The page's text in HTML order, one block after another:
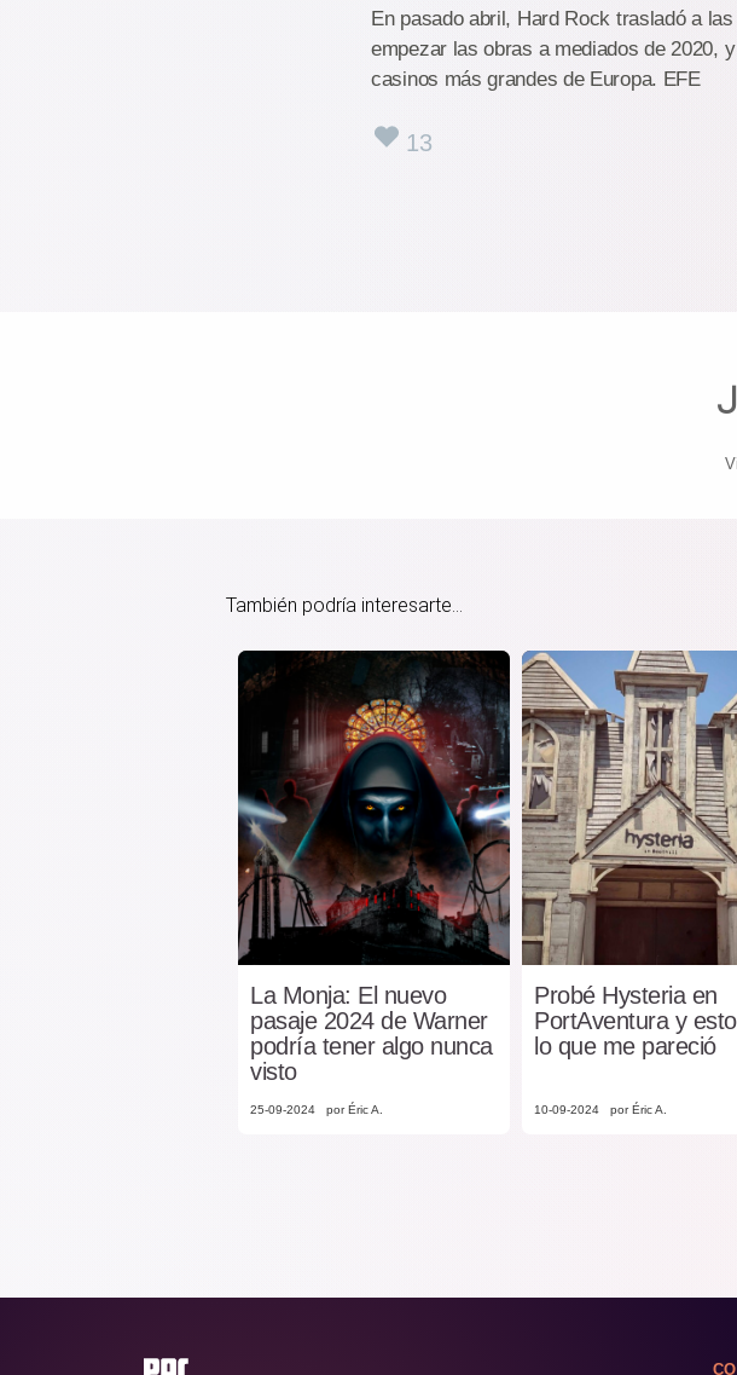
En pasado abril, Hard Rock trasladó a
empezar las obras a mediados de 2020,
casinos más grandes de Europa. EFE
13
También podría interesarte...
La Monja: El nuevo
pasaje 2024 de Warner
podría tener algo nunca
visto
25-09-2024 por Éric A.
Probé Hysteria en
PortAventura y
lo que me pareció
10-09-2024 por Éric A.